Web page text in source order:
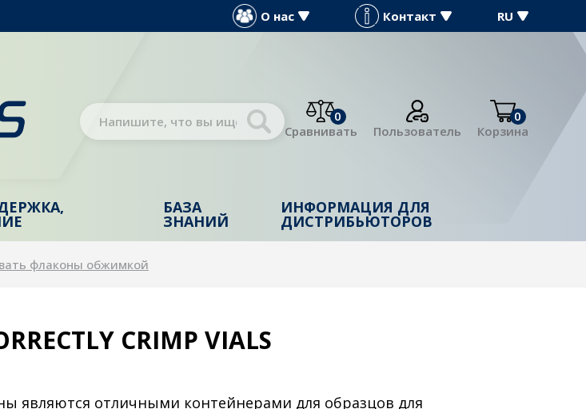
О нас Контакт RU
0
Сравнивать
Пользователь
0
Корзина
БАЗА
ЗНАНИЙ
ИНФОРМАЦИЯ ДЛЯ
ДИСТРИБЬЮТОРОВ
флаконы обжимкой
CRIMP VIALS
являются отличными контейнерами для образцов для